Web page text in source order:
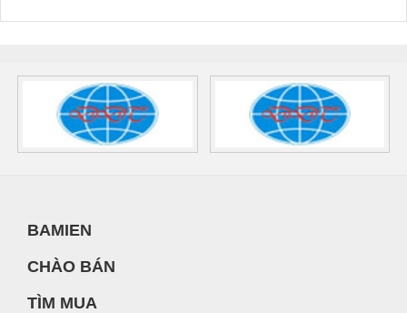
BAMIEN
CHÀO BÁN
TÌM MUA